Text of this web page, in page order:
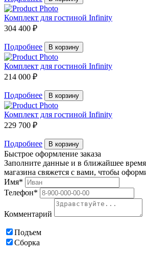
Комплект для гостиной Infinity
304 400 ₽
Подробнее В корзину
Комплект для гостиной Infinity
214 000 ₽
Подробнее В корзину
Комплект для гостиной Infinity
229 700 ₽
Подробнее В корзину
Быстрое оформление заказа
Заполните данные и в ближайшее
магазина свяжется с вами, чтобы
Имя*
Телефон*
Комментарий
Подъем
Сборка